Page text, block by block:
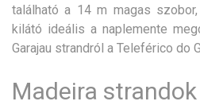
található a 14 m magas
kilátó ideális a naplemente
Garajau strandról a Teleférico do
Madeira strandok